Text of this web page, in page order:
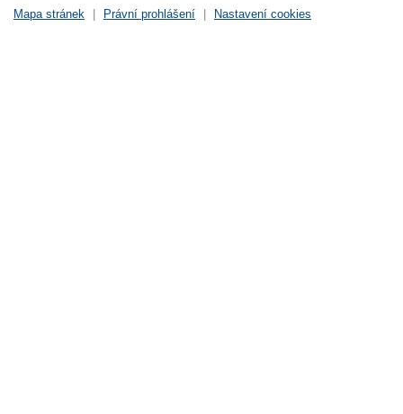
Mapa stránek Právní prohlášení Nastavení cookies